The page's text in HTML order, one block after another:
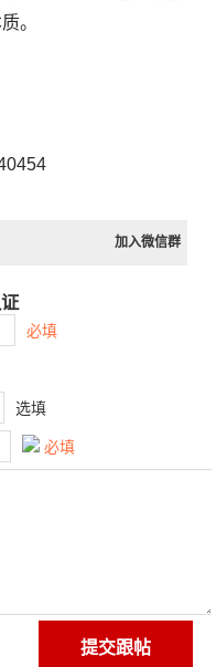
。
加入微信群
必填
选填
必填